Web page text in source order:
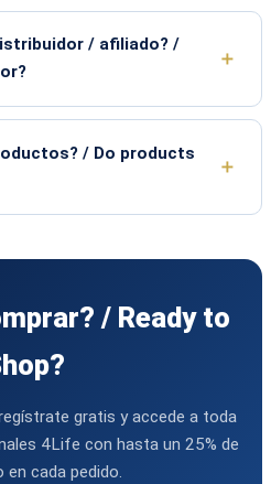
/ afiliado? /
/ Do products
/ Ready to
gratis y accede a toda
4Life con hasta un 25% de
en cada pedido.